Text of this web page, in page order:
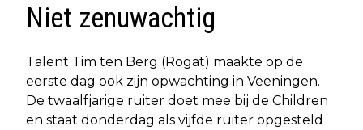
Niet zenuwachtig
Talent Tim ten Berg (Rogat) maakte op de
eerste dag ook zijn opwachting in Veeningen.
De twaalfjarige ruiter doet mee bij de Children
en staat donderdag als vijfde ruiter opgesteld